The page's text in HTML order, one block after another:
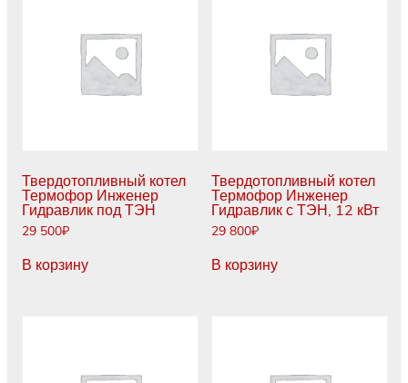
Твердотопливный котел
Термофор Инженер
Гидравлик под ТЭН
29 500₽
В корзину
Твердотопливный котел
Термофор Инженер
Гидравлик с ТЭН, 12 кВт
29 800₽
В корзину